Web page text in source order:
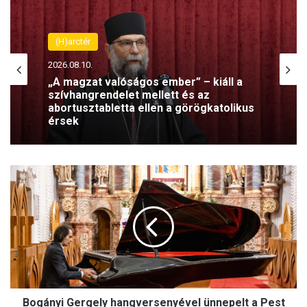
(H)arctér
2026.08.10.
„A magzat valóságos ember” – kiáll a
szívhangrendelet mellett és az
abortusztabletta ellen a görögkatolikus
érsek
o
g
á
n
i
G
e
Bogányi Gergely hangversenyével ünnepelt a Pest